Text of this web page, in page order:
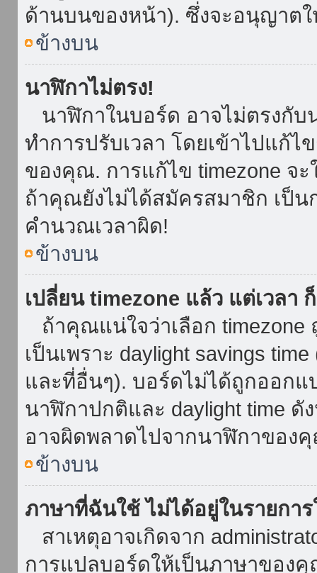
ด้านบนของหน้า). ซึ่งจะอนุญาต
ข้างบน
นาฬิกาไม่ตรง!
นาฬิกาในบอร์ด อาจไม่ตรงกั
ทำการปรับเวลา โดยเข้าไปแก้
ของคุณ. การแก้ไข timezone จ
ถ้าคุณยังไม่ได้สมัครสมาชิก เป็
คำนวณเวลาผิด!
ข้างบน
เปลี่ยน timezone แล้ว แต่เวลา
ถ้าคุณแน่ใจว่าเลือก timezone
เป็นเพราะ daylight savings
และที่อื่นๆ). บอร์ดไม่ได้ถูกออกแ
นาฬิกาปกติและ daylight time
อาจผิดพลาดไปจากนาฬิกาของ
ข้างบน
ภาษาที่ฉันใช้ ไม่ได้อยู่ในรายการ
สาเหตุอาจเกิดจาก
การแปลบอร์ดให้เป็นภาษาของ